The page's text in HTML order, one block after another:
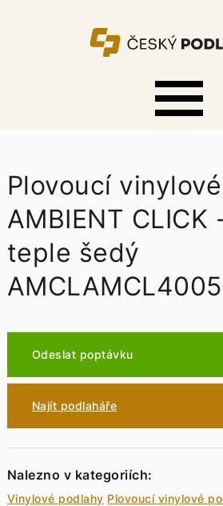
Plovoucí
AMBIENT CLICK
teple šedý
Odeslat poptávku
Najít podlaháře
Nalezno v kategoriích:
Vinylové podlahy Plovoucí vinylové